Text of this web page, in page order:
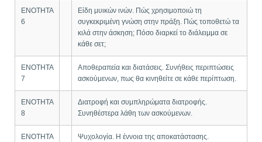
ΕΝΟΤΗΤΑ
6
Είδη μυικών ινών. Πώς χρησιμοποιώ τη
συγκεκριμένη γνώση στην πράξη. Πώς τοποθετώ τα
κιλά στην άσκηση; Πόσο διαρκεί το διάλειμμα σε
κάθε σετ;
ΕΝΟΤΗΤΑ
7
Αποθεραπεία και διατάσεις. Συνήθεις περιπτώσεις
ασκούμενων, πως θα κινηθείτε σε κάθε περίπτωση.
ΕΝΟΤΗΤΑ
8
Διατροφή και συμπληρώματα διατροφής.
Συνηθέστερα λάθη των ασκούμενων.
ΕΝΟΤΗΤΑ
Ψυχολογία. Η έννοια της αποκατάστασης.